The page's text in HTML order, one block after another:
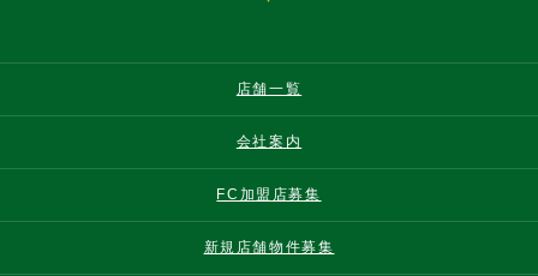
店舗一覧
会社案内
FC加盟店募集
新規店舗物件募集